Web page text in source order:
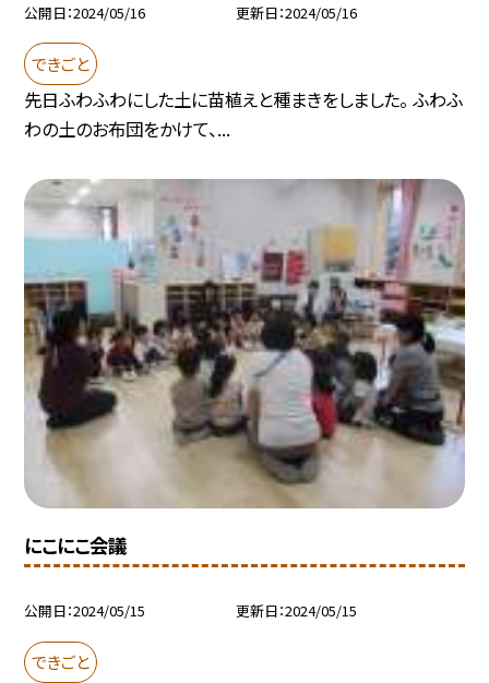
公開日 2024/05/16 更新日 2024/05/16
できごと
先日ふわふわにした土に苗植えと種まきをしました。 ふわふ
わの土のお布団をかけて、...
にこにこ会議
公開日 2024/05/15 更新日 2024/05/15
できごと